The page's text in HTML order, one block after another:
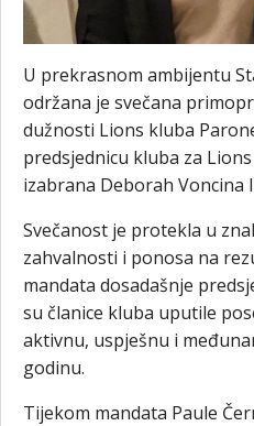
U prekrasnom ambijentu
održana je svečana
dužnosti Lions kluba
predsjednicu kluba za
izabrana Deborah Voncina
Svečanost je protekla u
zahvalnosti i ponosa na
mandata dosadašnje
su članice kluba uputile
aktivnu, uspješnu i
godinu.
Tijekom mandata Paule